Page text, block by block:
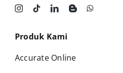
Produk Kami
Accurate Online